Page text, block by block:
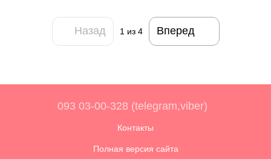
Назад 1 из 4 Вперед
093 03-00-328 (telegram,viber)
Контакты
Полная версия сайта